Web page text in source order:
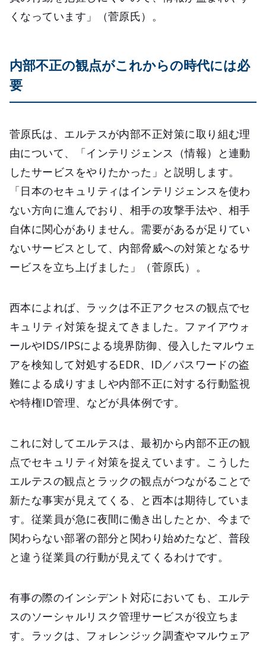
くなっています」（菅原氏）。
内部不正の観点がこれからの時代には必
要
菅原氏は、エルテスが内部不正対策に取り組む理
由について、「インテリジェンス（情報）と連動
したサービスをやりたかった」と説明します。
「日本のセキュリティはインテリジェンスを使わ
ない方向に進んでおり、相手の攻撃手法や、相手
自体に関心がありません。需要があるが足りてい
ないサービスとして、内部脅威への対策となるサ
ービスを立ち上げました」（菅原氏）。
西本によれば、ラックは不正アクセスの観点でセ
キュリティ対策を捉えてきました。ファイアウォ
ールやIDS/IPSによる境界防御、侵入したマルウェ
アを検知して対処するEDR、ID／パスワードの盗
難による成りすましや内部不正に対する行動監視
や特権ID管理、などが具体例です。
これに対してエルテスは、最初から内部不正の観
点でセキュリティ対策を捉えています。こうした
エルテスの観点とラックの観点がつながることで
新たな事実が見えてくる、と西本は期待していま
す。従業員が急に夜間に働き出したとか、今まで
関わらない部署の部分と関わり始めたなど、普段
と違う従業員の行動が見えてくるわけです。
有事の際のインシデント対応においても、エルテ
スのソーシャルリスク管理サービスが役立ちま
す。ラックは、フォレンジック調査やマルウェア